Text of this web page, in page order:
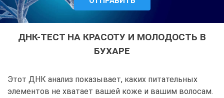
ДНК-ТЕСТ НА КРАСОТУ И МОЛОДОСТЬ В
БУХАРЕ
Этот ДНК анализ показывает, каких питательных
элементов не хватает вашей коже и вашим волосам.